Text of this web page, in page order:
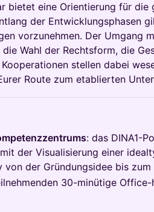
bietet eine Orientierung für die
der Entwicklungsphasen
vorzunehmen. Der Umgang
Wahl der Rechtsform, die
stellen dabei
Route zum etablierten
: das DINA1-
der Visualisierung einer
von der Gründungsidee bis zum
30-minütige